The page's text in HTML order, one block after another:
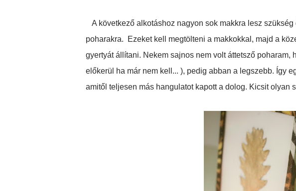
A következő alkotáshoz nagyon sok makkra lesz
poharakra. Ezeket kell megtölteni a makkokkal, majd a
gyertyát állítani. Nekem sajnos nem volt áttetsző poharam,
előkerül ha már nem kell... ), pedig abban a legszebb. Így
amitől teljesen más hangulatot kapott a dolog. Kicsit olyan